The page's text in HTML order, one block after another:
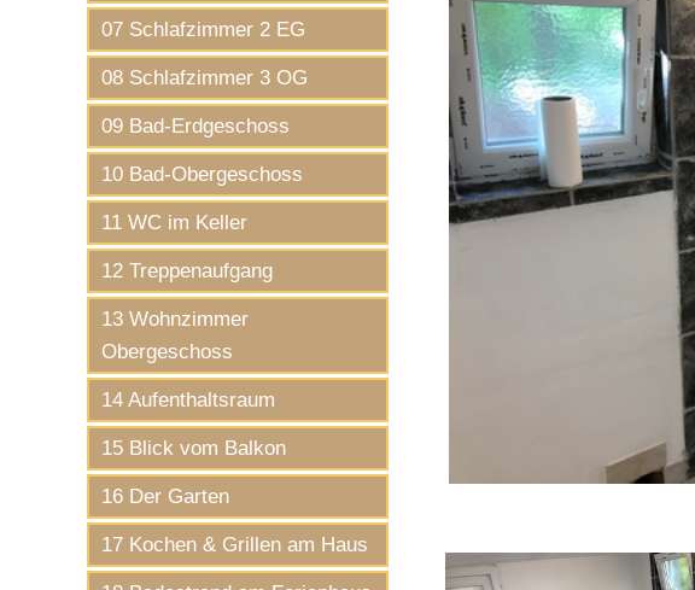
07 Schlafzimmer 2 EG
08 Schlafzimmer 3 OG
09 Bad-Erdgeschoss
10 Bad-Obergeschoss
11 WC im Keller
12 Treppenaufgang
13 Wohnzimmer
Obergeschoss
14 Aufenthaltsraum
15 Blick vom Balkon
16 Der Garten
17 Kochen & Grillen am Haus